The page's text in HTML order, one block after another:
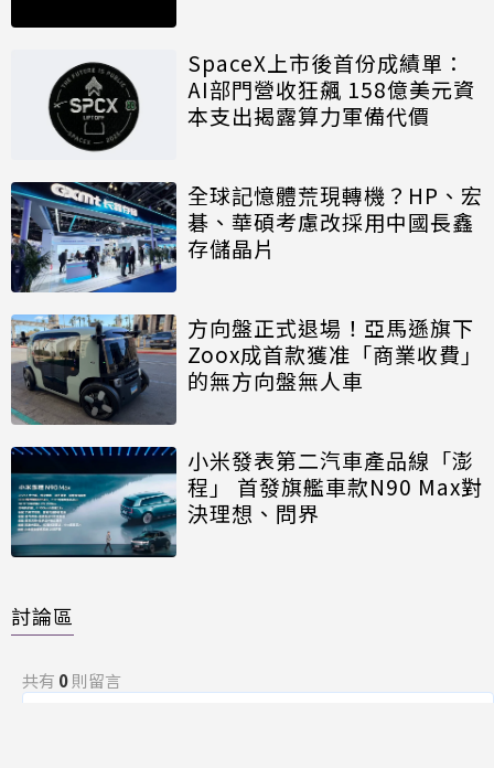
SpaceX上市後首份成績單：
AI部門營收狂飆 158億美元資
本支出揭露算力軍備代價
全球記憶體荒現轉機？HP、宏
碁、華碩考慮改採用中國長鑫
存儲晶片
方向盤正式退場！亞馬遜旗下
Zoox成首款獲准「商業收費」
的無方向盤無人車
小米發表第二汽車產品線「澎
程」 首發旗艦車款N90 Max對
決理想、問界
討論區
共有 0則留言